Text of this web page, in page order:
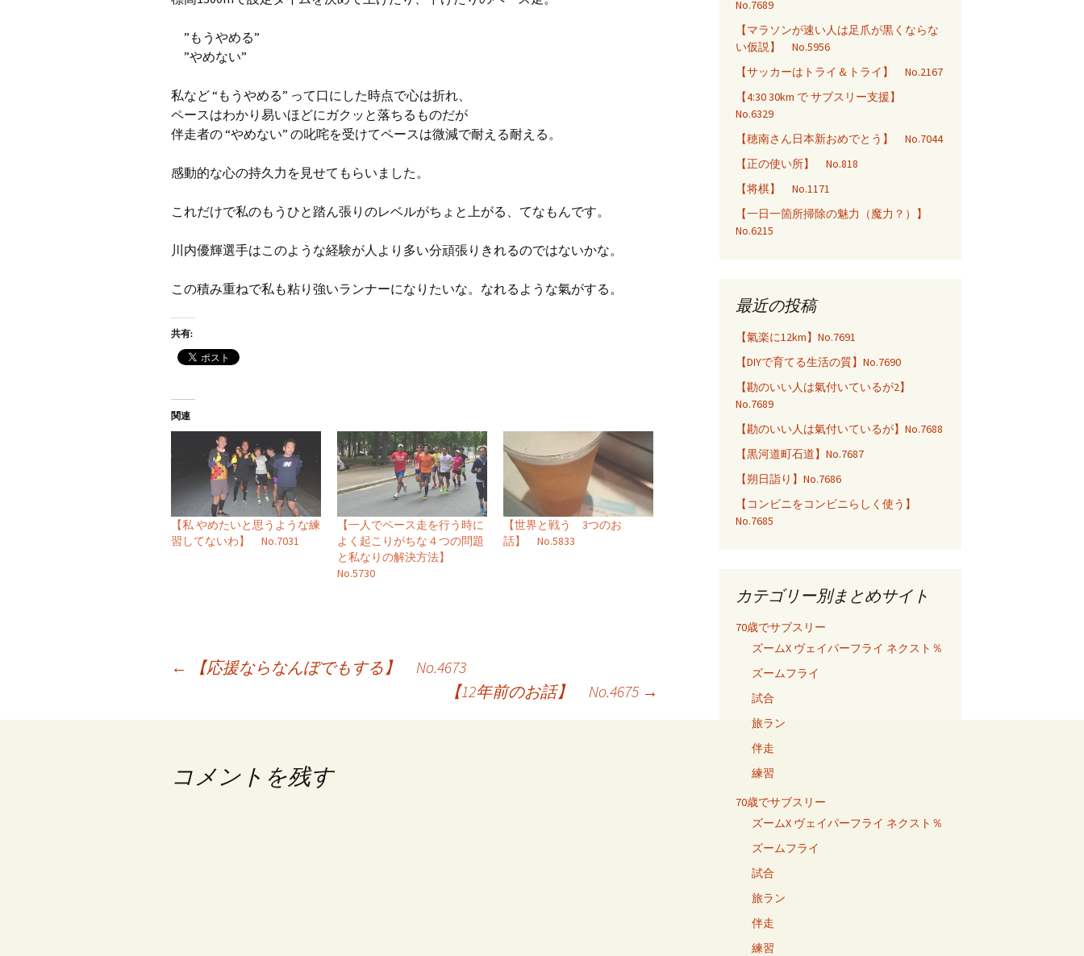
”もうやめる”
”やめない”
私など “もうやめる” って口にした時点で心は折れ、
ペースはわかり易いほどにガクッと落ちるものだが
伴走者の “やめない” の叱咤を受けてペースは微減で耐える耐える。
感動的な心の持久力を見せてもらいました。
これだけで私のもうひと踏ん張りのレベルがちょと上がる、てなもんです。
川内優輝選手はこのような経験が人より多い分頑張りきれるのではないかな。
この積み重ねで私も粘り強いランナーになりたいな。なれるような氣がする。
共有:
関連
【私 やめたいと思うような練
習してないわ】 No.7031
【一人でペース走を行う時に
よく起こりがちな４つの問題
と私なりの解決方法】
No.5730
【世界と戦う 3つのお
話】 No.5833
←
【応援ならなんぼでもする】 No.4673
【12年前のお話】 No.4675 →
コメントを残す
No.7689
【マラソンが速い人は足爪が黒くならな
い仮説】 No.5956
【サッカーはトライ＆トライ】 No.2167
【4:30 30km で サブスリー支援】
No.6329
【穂南さん日本新おめでとう】 No.7044
【正の使い所】 No.818
【将棋】 No.1171
【一日一箇所掃除の魅力（魔力？）】
No.6215
最近の投稿
【氣楽に12km】No.7691
【DIYで育てる生活の質】No.7690
【勘のいい人は氣付いているが2】
No.7689
【勘のいい人は氣付いているが】No.7688
【黒河道町石道】No.7687
【朔日詣り】No.7686
【コンビニをコンビニらしく使う】
No.7685
カテゴリー別まとめサイト
70歳でサブスリー
ズームX ヴェイパーフライ ネクスト％
ズームフライ
試合
旅ラン
伴走
練習
70歳でサブスリー
ズームX ヴェイパーフライ ネクスト％
ズームフライ
試合
旅ラン
伴走
練習